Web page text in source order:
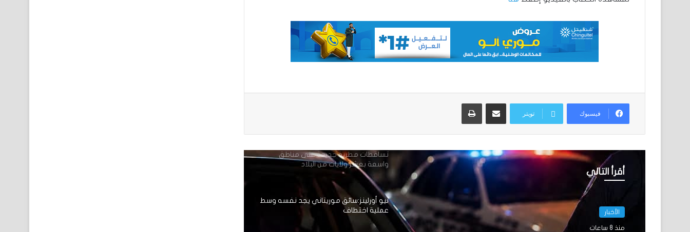
فيسبوك تويتر
مشاركة عبر البريد طباعة
أقرأ التالي
الأخبار
منذ 8 ساعات
الإخباري ينشر بيان مجلس الوزراء
تساقطات مطرية جديدة على مناطق
واسعة بعشر ولايات من البلاد
نيو أورلينز:سائق موريتاني يجد نفسه وسط
عملية اختطاف